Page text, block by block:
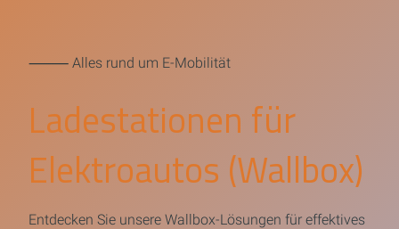
⸻ Alles rund um E-Mobilität
Ladestationen für
Elektroautos (Wallbox)
Entdecken Sie unsere Wallbox-Lösungen für effektives